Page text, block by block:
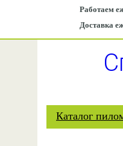
Работаем
Доставка
Каталог